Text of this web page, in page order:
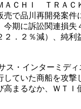
ＡＣＨＩ ＴＲ
で品川再開発案
期に訴訟関連損
．２％減）、純利
・インターミデ
ていた商船を攻
まるなか、ＷＴ